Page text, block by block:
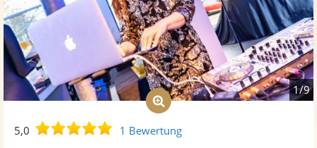
1/9
5,0
5,01 Bewertung